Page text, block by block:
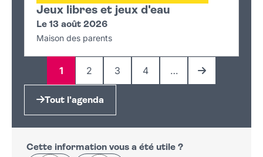
Jeux libres et jeux d'eau
Le 13 août 2026
Maison des parents
Page
1
Page
2
Page
3
Page
4 …
Page suivante
Tout l'agenda
Cette information vous a été utile ?